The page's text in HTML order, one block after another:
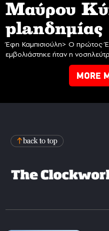
Mαύρου
planδημίας
Έφη Καμπισιούλη> Ο πρώτος
εμβολιάστηκε ήταν η
MORE